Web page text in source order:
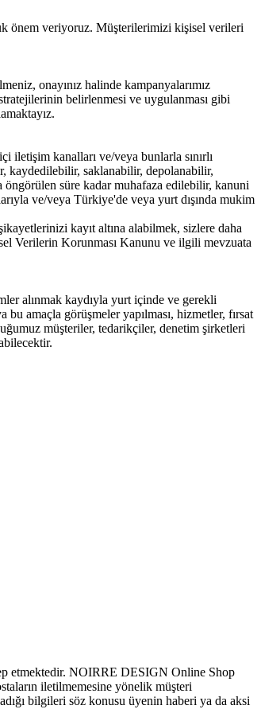
önem veriyoruz. Müşterilerimizi kişisel verileri
onayınız halinde kampanyalarımız
belirlenmesi ve uygulanması gibi
iletişim kanalları ve/veya bunlarla sınırlı
kaydedilebilir, saklanabilir, depolanabilir,
süre kadar muhafaza edilebilir, kanuni
ve/veya Türkiye'de veya yurt dışında mukim
kayıt altına alabilmek, sizlere daha
Verilerin Korunması Kanunu ve ilgili mevzuata
alınmak kaydıyla yurt içinde ve gerekli
amaçla görüşmeler yapılması, hizmetler, fırsat
müşteriler, tedarikçiler, denetim şirketleri
etmektedir. NOIRRE DESIGN Online Shop
iletilmemesine yönelik müşteri
bilgileri söz konusu üyenin haberi ya da aksi